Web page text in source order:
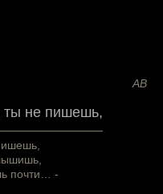
АВ
ты не пишешь,
почти… -